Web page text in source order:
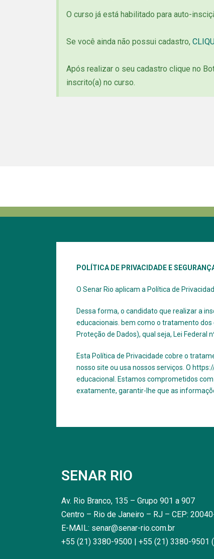
O curso já está habilitado para auto-
Se você ainda não possui cadastro,
Após realizar o seu cadastro clique no
inscrito(a) no curso.
POLÍTICA DE PRIVACIDADE E
O Senar Rio aplicam a Política de
Dessa forma, o candidato que realizar a
educacionais. bem como o tratamento dos
Proteção de Dados), qual seja, Lei Federal
Esta Política de Privacidade cobre o
nosso site ou usa nossos serviços. O
educacional. Estamos comprometidos
exatamente, garantir-lhe que as
SENAR RIO
Av. Rio Branco, 135 – Grupo 901 a 907
Centro – Rio de Janeiro – RJ – CEP:
E-MAIL: senar@senar-rio.com.br
+55 (21) 3380-9500 | +55 (21) 3380-9501